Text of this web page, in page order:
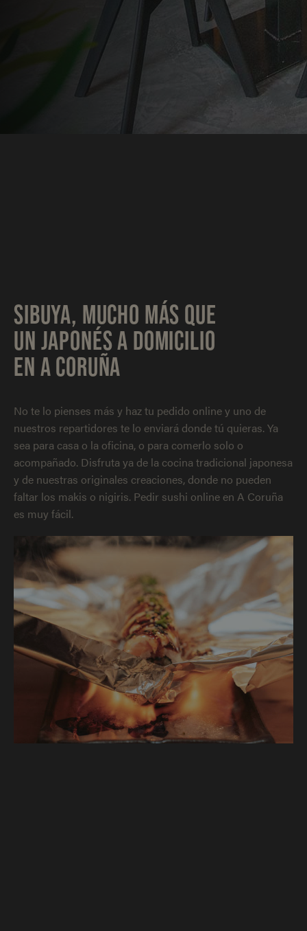
SIBUYA, MUCHO MÁS QUE
UN JAPONÉS A DOMICILIO
EN A CORUÑA
No te lo pienses más y haz tu pedido online y uno de
nuestros repartidores te lo enviará donde tú quieras. Ya
sea para casa o la oficina, o para comerlo solo o
acompañado. Disfruta ya de la cocina tradicional japonesa
y de nuestras originales creaciones, donde no pueden
faltar los makis o nigiris. Pedir sushi online en A Coruña
es muy fácil.